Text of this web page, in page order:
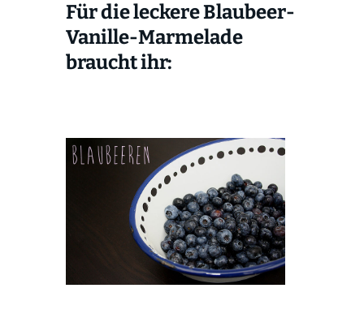
Für die leckere Blaubeer-
Vanille-Marmelade
braucht ihr: